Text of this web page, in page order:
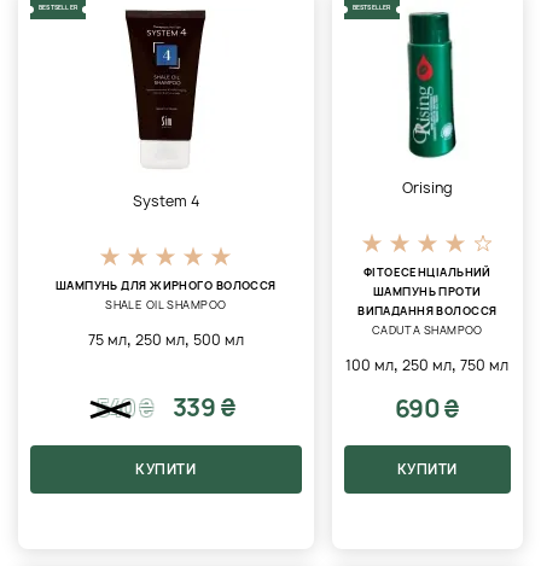
BESTSELLER
System 4
ШАМПУНЬ ДЛЯ ЖИРНОГО ВОЛОССЯ
SHALE OIL SHAMPOO
75 мл, 250 мл, 500 мл
540₴ 339 ₴
КУПИТИ
BESTSELLER
Orising
ФІТОЕСЕНЦІАЛЬНИЙ
ШАМПУНЬ ПРОТИ
ВИПАДАННЯ ВОЛОССЯ
CADUTA SHAMPOO
100 мл,250 мл,750 мл
690 ₴
КУПИТИ